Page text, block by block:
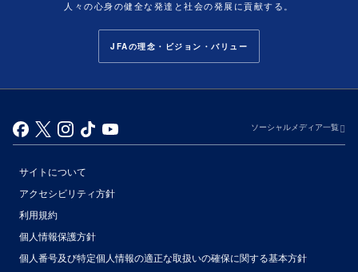
人々の心身の健全な発達と社会の発展に貢献する。
JFAの理念・ビジョン・バリュー
ソーシャルメディア一覧
サイトについて
アクセシビリティ方針
利用規約
個人情報保護方針
個人番号及び特定個人情報の適正な取扱いの確保に関する基本方針